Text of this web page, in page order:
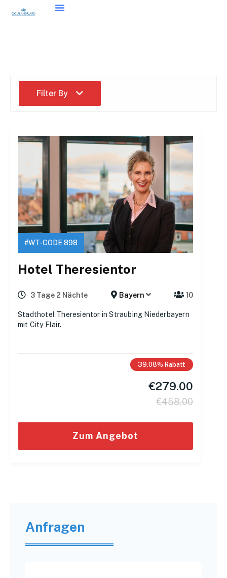
Filter By
#WT-CODE 898
Hotel Theresientor
3 Tage 2 Nächte Bayern 10
Stadthotel Theresientor in Straubing Niederbayern
mit City Flair.
39.08% Rabatt
€279.00
€458.00
Zum Angebot
Anfragen